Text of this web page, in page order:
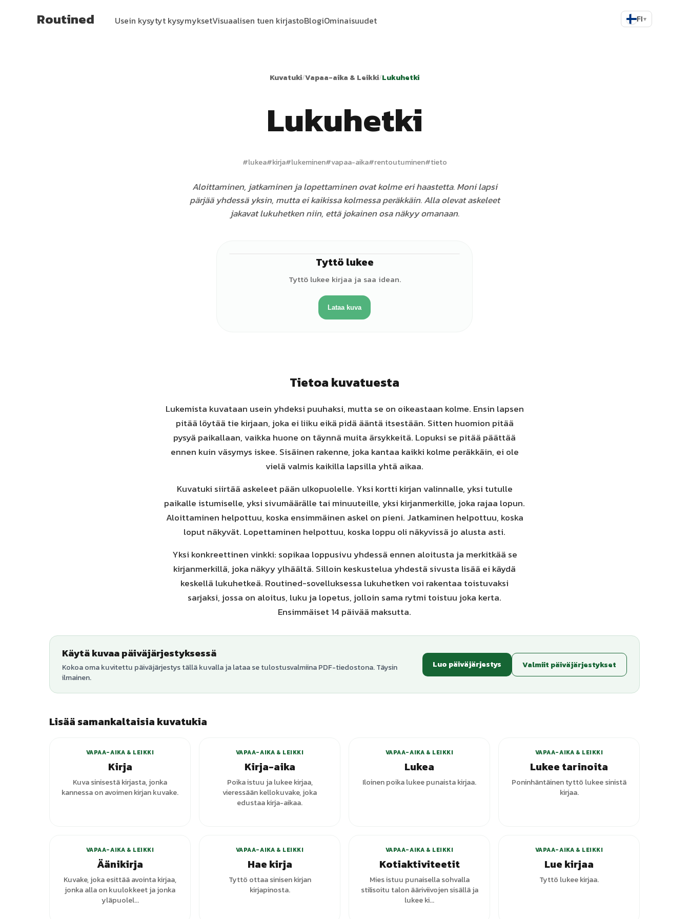
Routined Usein kysytyt kysymyksetVisuaalisen tuen kirjastoBlogiOminaisuudet FI▾
Kuvatuki/Vapaa-aika & Leikki/Lukuhetki
Lukuhetki
#lukea#kirja#lukeminen#vapaa-aika#rentoutuminen#tieto
Aloittaminen, jatkaminen ja lopettaminen ovat kolme eri haastetta. Moni lapsi
pärjää yhdessä yksin, mutta ei kaikissa kolmessa peräkkäin. Alla olevat askeleet
jakavat lukuhetken niin, että jokainen osa näkyy omanaan.
Tyttö lukee
Tyttö lukee kirjaa ja saa idean.
Lataa kuva
Tietoa kuvatuesta
Lukemista kuvataan usein yhdeksi puuhaksi, mutta se on oikeastaan kolme. Ensin lapsen
pitää löytää tie kirjaan, joka ei liiku eikä pidä ääntä itsestään. Sitten huomion pitää
pysyä paikallaan, vaikka huone on täynnä muita ärsykkeitä. Lopuksi se pitää päättää
ennen kuin väsymys iskee. Sisäinen rakenne, joka kantaa kaikki kolme peräkkäin, ei ole
vielä valmis kaikilla lapsilla yhtä aikaa.
Kuvatuki siirtää askeleet pään ulkopuolelle. Yksi kortti kirjan valinnalle, yksi tutulle
paikalle istumiselle, yksi sivumäärälle tai minuuteille, yksi kirjanmerkille, joka rajaa lopun.
Aloittaminen helpottuu, koska ensimmäinen askel on pieni. Jatkaminen helpottuu, koska
loput näkyvät. Lopettaminen helpottuu, koska loppu oli näkyvissä jo alusta asti.
Yksi konkreettinen vinkki: sopikaa loppusivu yhdessä ennen aloitusta ja merkitkää se
kirjanmerkillä, joka näkyy ylhäältä. Silloin keskustelua yhdestä sivusta lisää ei käydä
keskellä lukuhetkeä. Routined-sovelluksessa lukuhetken voi rakentaa toistuvaksi
sarjaksi, jossa on aloitus, luku ja lopetus, jolloin sama rytmi toistuu joka kerta.
Ensimmäiset 14 päivää maksutta.
Käytä kuvaa päiväjärjestyksessä
Kokoa oma kuvitettu päiväjärjestys tällä kuvalla ja lataa se tulostusvalmiina PDF-tiedostona. Täysin
ilmainen.
Luo päiväjärjestys Valmiit päiväjärjestykset
Lisää samankaltaisia kuvatukia
VAPAA-AIKA & LEIKKI
Kirja
Kuva sinisestä kirjasta, jonka
kannessa on avoimen kirjan kuvake.
VAPAA-AIKA & LEIKKI
Kirja-aika
Poika istuu ja lukee kirjaa,
vieressään kellokuvake, joka
edustaa kirja-aikaa.
VAPAA-AIKA & LEIKKI
Lukea
Iloinen poika lukee punaista kirjaa.
VAPAA-AIKA & LEIKKI
Lukee tarinoita
Poninhäntäinen tyttö lukee sinistä
kirjaa.
VAPAA-AIKA & LEIKKI
Äänikirja
Kuvake, joka esittää avointa kirjaa,
jonka alla on kuulokkeet ja jonka
yläpuolel...
VAPAA-AIKA & LEIKKI
Hae kirja
Tyttö ottaa sinisen kirjan
kirjapinosta.
VAPAA-AIKA & LEIKKI
Kotiaktiviteetit
Mies istuu punaisella sohvalla
stilisoitu talon ääriviivojen sisällä ja
lukee ki...
VAPAA-AIKA & LEIKKI
Lue kirjaa
Tyttö lukee kirjaa.